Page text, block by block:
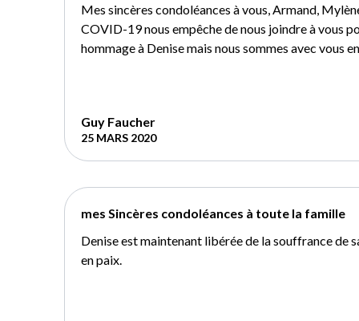
Mes sincères condoléances à vous, Armand,
COVID-19 nous empêche de nous joindre à vous
hommage à Denise mais nous sommes avec vous
Guy Faucher
25 MARS 2020
mes Sincères condoléances à toute la famille
Denise est maintenant libérée de la souffrance de
en paix.